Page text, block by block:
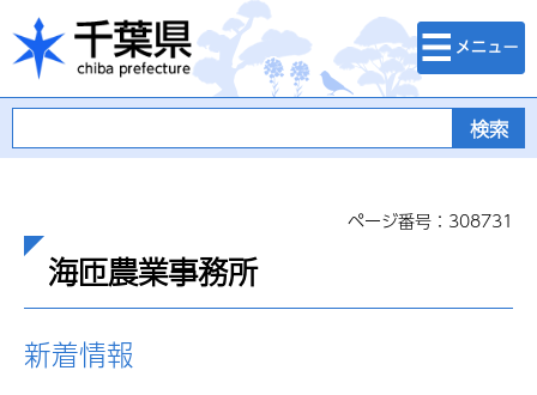
千葉県
検索・メニュ
ー
ページ番号：308731
海匝農業事務所
新着情報